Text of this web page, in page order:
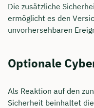
Die zusätzliche
ermöglicht es den
unvorhersehbaren
Optionale
Als Reaktion auf den
Sicherheit beinhaltet